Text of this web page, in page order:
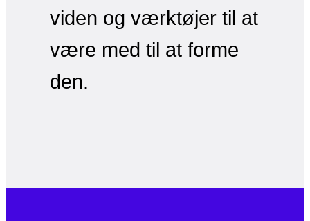
viden og værktøjer til at
være med til at forme
den.